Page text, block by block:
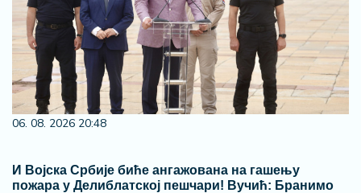
06. 08. 2026 20:48
И Војска Србије биће ангажована на гашењу
пожара у Делиблатској пешчари! Вучић: Бранимо